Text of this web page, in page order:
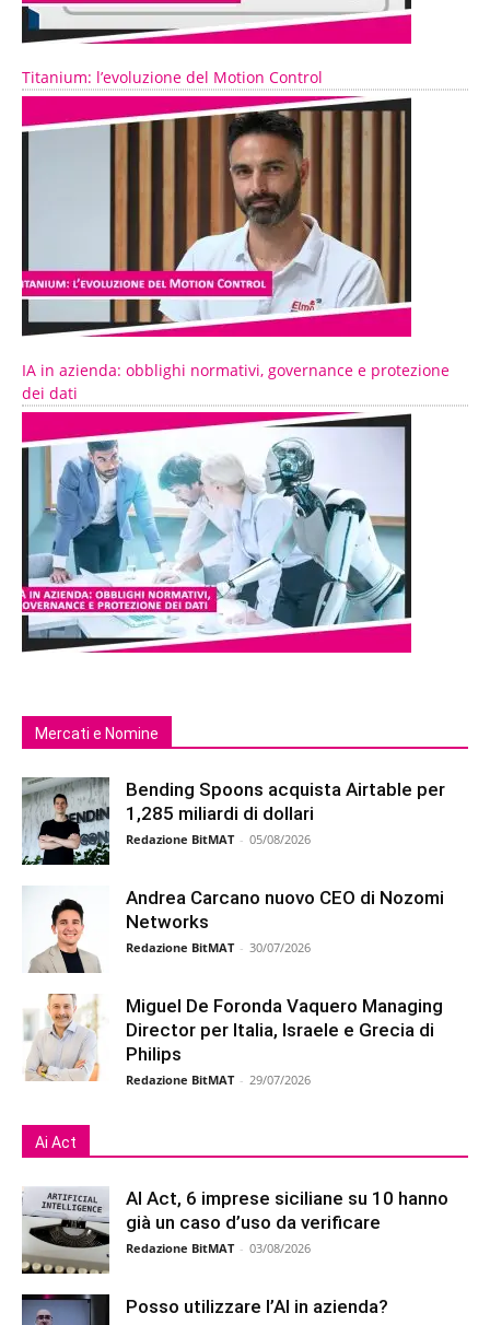
Titanium: l’evoluzione del Motion Control
IA in azienda: obblighi normativi, governance e protezione
dei dati
Mercati e Nomine
Bending Spoons acquista Airtable per
1,285 miliardi di dollari
Redazione BitMAT - 05/08/2026
Andrea Carcano nuovo CEO di Nozomi
Networks
Redazione BitMAT - 30/07/2026
Miguel De Foronda Vaquero Managing
Director per Italia, Israele e Grecia di
Philips
Redazione BitMAT - 29/07/2026
Ai Act
AI Act, 6 imprese siciliane su 10 hanno
già un caso d’uso da verificare
Redazione BitMAT - 03/08/2026
Posso utilizzare l’AI in azienda?